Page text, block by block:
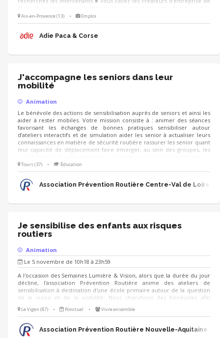
un partenaire, un client...) et préparez la logistique LE JOUR J, vous
pouvez co-animer les échanges, recueillir la satisfaction et les attentes
Aix-en-Provence (13) • Emploi
Adie Paca & Corse
J'accompagne les seniors dans leur
mobilité
Animation
Le bénévole des actions de sensibilisation auprès de seniors et ainsi les
aider à rester mobiles. Votre mission consiste à : animer des séances
favorisant les échanges de bonnes pratiques sensibiliser autour
d’ateliers interactifs et de simulation aider les senior à actualiser leurs
connaissances en matière de sécurité routière rassurer les senior quant
leur capacité de déplacement faire émerger, au sein des groupes, les
Tours (37) • Éducation
Association Prévention Routière Centre-Val de Loire
Je sensibilise des enfants aux risques
routiers
Animation
Le 5 novembre de 10h18 à 23h59
A l'occasion des Semaines Lumière & Vision, alors que la durée du jour
décline, l'association Prévention Routière anime des ateliers de
sensibilisation à destination d'une école primaire autour de la question
de la vision et de la visibilité. Nous cherchons des bénévoles afin
d'animer des ateliers ludiques et simples à prendre en main : - quiz -
jeux de cherche et trouve - jeux de cartes - ... Nous serons ravis de vous
Le Vigen (87) • Ponctuel • Vivre ensemble
Association Prévention Routière Nouvelle-Aquitaine